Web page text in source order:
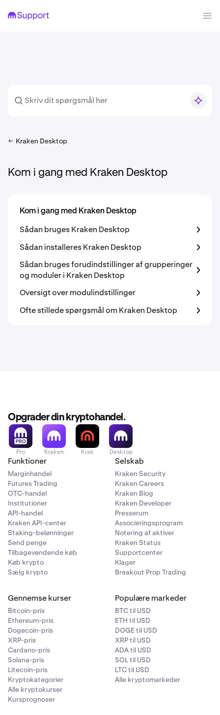
Kraken Desktop
Kom i gang med Kraken Desktop
Kom i gang med Kraken Desktop
Sådan bruges Kraken Desktop
Sådan installeres Kraken Desktop
Sådan bruges forudindstillinger af grupperinger
og moduler i Kraken Desktop
Oversigt over modulindstillinger
Ofte stillede spørgsmål om Kraken Desktop
Opgrader din kryptohandel.
Pro Kraken Krak Desktop
Funktioner
Marginhandel
Futures Trading
OTC-handel
Institutioner
API-handel
Kraken API-center
Staking-belønninger
Send penge
Tilbagevendende køb
Køb krypto
Sælg krypto
Selskab
Kraken Security
Kraken Careers
Kraken Blog
Kraken Developer
Presserum
Associeringsprogram
Notering af aktiver
Kraken Status
Supportcenter
Klager
Breakout Prop Trading
Gennemse kurser
Bitcoin-pris
Ethereum-pris
Dogecoin-pris
XRP-pris
Cardano-pris
Solana-pris
Litecoin-pris
Kryptokategorier
Alle kryptokurser
Kursprognoser
Populære markeder
BTC til USD
ETH til USD
DOGE til USD
XRP til USD
ADA til USD
SOL til USD
LTC til USD
Alle kryptomarkeder